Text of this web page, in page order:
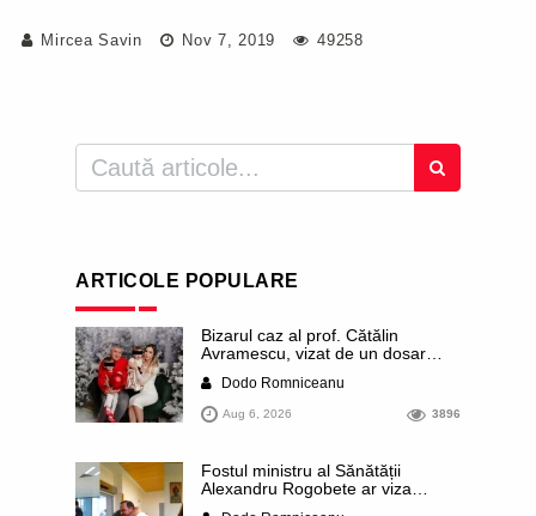
Mircea Savin Nov 7, 2019 49258
ARTICOLE POPULARE
Bizarul caz al prof. Cătălin
Avramescu, vizat de un dosar
infantilă”. Miroase a execuție
stalinistă. Cea mai imundă parte a
presei publică inclusiv documente
dezvăluite date ultra-personale
ale profesorului, inclusiv
diagnostice și tratamente
Dodo Romniceanu
Aug 6, 2026 3896
Fostul ministru al Sănătății
Alexandru Rogobete ar viza
funcția lui Dominic Fritz de primar